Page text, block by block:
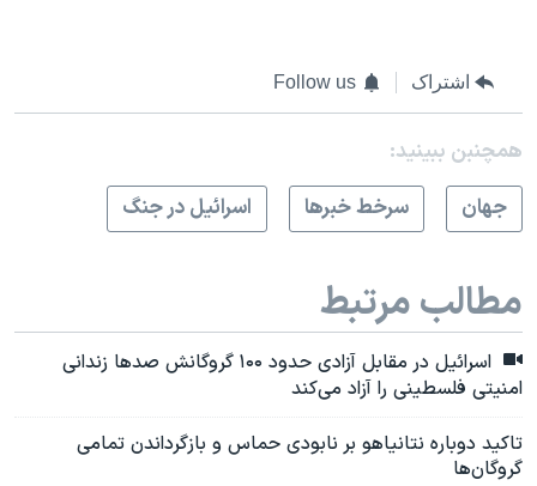
اشتراک Follow us
همچنبن ببینید:
جهان
سرخط خبرها اسرائیل در جنگ
مطالب مرتبط
اسرائیل در مقابل آزادی حدود ۱۰۰ گروگانش صدها زندانی
امنیتی فلسطینی را آزاد می‌کند
تاکید دوباره نتانیاهو بر نابودی حماس و بازگرداندن تمامی
گروگان‌ها